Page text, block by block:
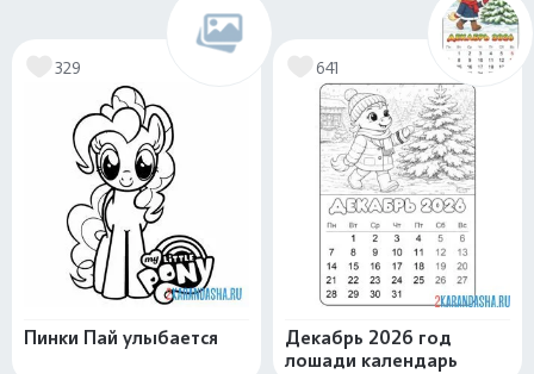
329
Пинки Пай улыбается
641
Декабрь 2026 год
лошади календарь